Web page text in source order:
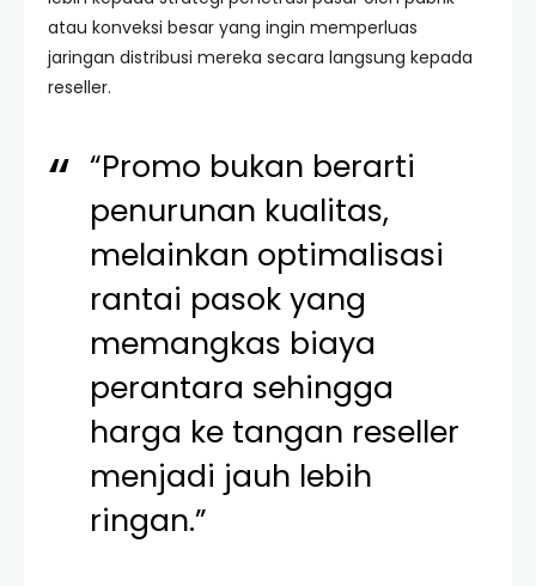
atau konveksi besar yang ingin memperluas
jaringan distribusi mereka secara langsung kepada
reseller.
“Promo bukan berarti
penurunan kualitas,
melainkan optimalisasi
rantai pasok yang
memangkas biaya
perantara sehingga
harga ke tangan reseller
menjadi jauh lebih
ringan.”